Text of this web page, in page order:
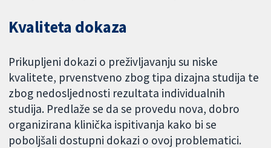
Kvaliteta dokaza
Prikupljeni dokazi o preživljavanju su niske
kvalitete, prvenstveno zbog tipa dizajna studija te
zbog nedosljednosti rezultata individualnih
studija. Predlaže se da se provedu nova, dobro
organizirana klinička ispitivanja kako bi se
poboljšali dostupni dokazi o ovoj problematici.